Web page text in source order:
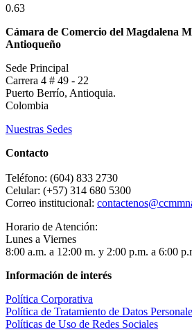
Cámara de Comercio del Magdalena
Antioqueño
Sede Principal
Carrera 4 # 49 - 22
Puerto Berrío, Antioquia.
Colombia
Nuestras Sedes
Contacto
Teléfono: (604) 833 2730
Celular: (+57) 314 680 5300
Correo institucional:
Horario de Atención:
Lunes a Viernes
8:00 a.m. a 12:00 m. y 2:00 p.m. a 6:00
Información de interés
Política Corporativa
Política de Tratamiento de Datos
Políticas de Uso de Redes Sociales